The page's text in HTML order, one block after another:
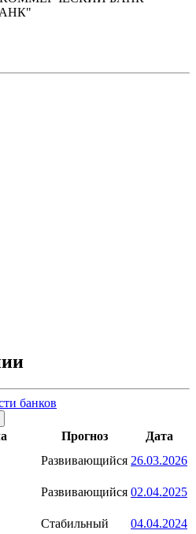
банков
Прогноз
Дата
Развивающийся 26.03.2026
Развивающийся 02.04.2025
Стабильный 04.04.2024